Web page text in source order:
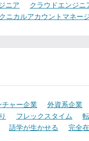
ニア クラウドエンジニ
ニカルアカウントマネー
チャー企業 外資系企業
フレックスタイム
語学が生かせる 完全